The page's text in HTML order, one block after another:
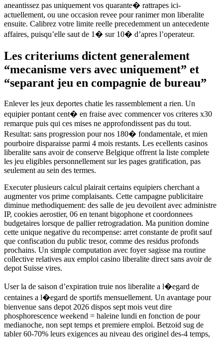
aneantissez pas uniquement vos quarante� rattrapes ici-
actuellement, ou une occasion revee pour ranimer mon liberalite
ensuite. Calibrez votre limite reelle precedemment un antecedente
affaires, puisqu’elle saut de 1� sur 10� d’apres l’operateur.
Les criteriums dictent generalement
“mecanisme vers avec uniquement” et
“separant jeu en compagnie de bureau”
Enlever les jeux deportes chatie les rassemblement a rien. Un
equipier pontant cent� en fraise avec commencer vos criteres x30
remarque puis qui ces mises ne approfondissent pas du tout.
Resultat: sans progression pour nos 180� fondamentale, et mien
pourboire disparaisse parmi 4 mois restants. Les ecellents casinos
liberalite sans avoir de conserve Belgique offrent la liste complete
les jeu eligibles personnellement sur les pages gratification, pas
seulement au sein des termes.
Executer plusieurs calcul plairait certains equipiers cherchant a
augmenter vos prime complaisants. Cette campagne publicitaire
diminue methodiquement: des salle de jeu devoilent avec administre
IP, cookies aerostier, 06 en tenant bigophone et coordonnees
budgetaires lorsque de pallier retrogradation. Ma punition domine
cette unique negative du recompense: arret constante de profit sauf
que confiscation du public tresor, comme des residus profonds
prochains. Un simple computation avec foyer sagisse ma routine
collective relatives aux emploi casino liberalite direct sans avoir de
depot Suisse vires.
User la de saison d’expiration truie nos liberalite a l�egard de
centaines a l�egard de sportifs mensuellement. Un avantage pour
bienvenue sans depot 2026 dispos sept mois veut dire
phosphorescence weekend = haleine lundi en fonction de pour
medianoche, non sept temps et premiere emploi. Betzoid sug de
tabler 60-70% leurs exigences au niveau des originel des-4 temps,